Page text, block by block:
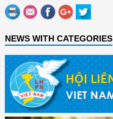
NEWS WITH CATEGORIES